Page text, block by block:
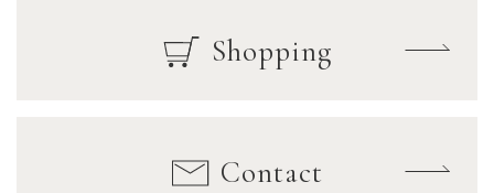
Shopping
Contact